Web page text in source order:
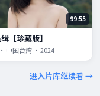
99:55
【珍藏版】
中国台湾 · 2024
进入片库继续看 →